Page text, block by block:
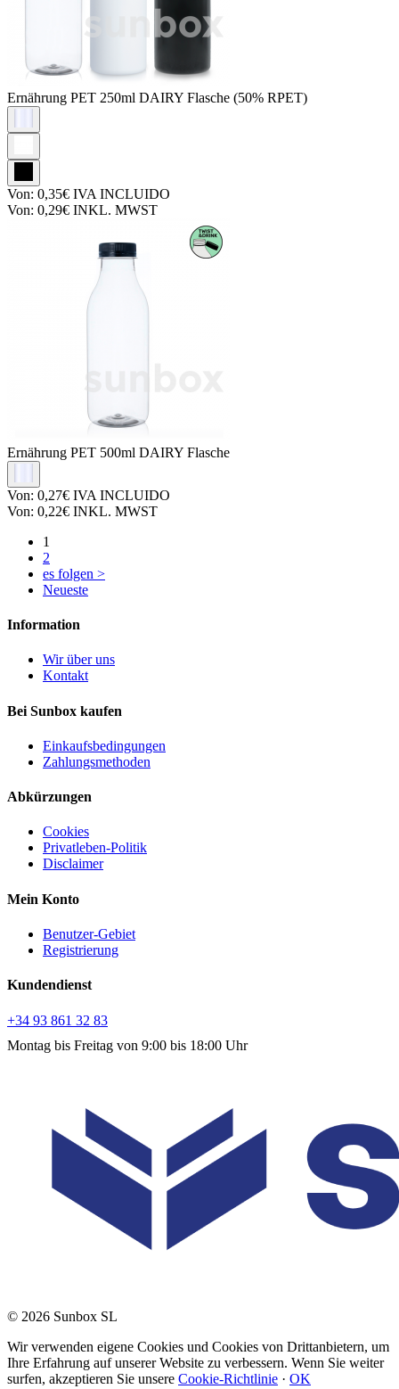
Ernährung PET 250ml DAIRY Flasche (50% RPET)
Von: 0,35€ IVA INCLUIDO
Von: 0,29€ INKL. MWST
Ernährung PET 500ml DAIRY Flasche
Von: 0,27€ IVA INCLUIDO
Von: 0,22€ INKL. MWST
1
2
es folgen >
Neueste
Information
Wir über uns
Kontakt
Bei Sunbox kaufen
Einkaufsbedingungen
Zahlungsmethoden
Abkürzungen
Cookies
Privatleben-Politik
Disclaimer
Mein Konto
Benutzer-Gebiet
Registrierung
Kundendienst
+34 93 861 32 83
Montag bis Freitag von 9:00 bis 18:00 Uhr
© 2026 Sunbox SL
Wir verwenden eigene Cookies und Cookies von Drittanbietern, um
Ihre Erfahrung auf unserer Website zu verbessern. Wenn Sie weiter
surfen, akzeptieren Sie unsere Cookie-Richtlinie · OK